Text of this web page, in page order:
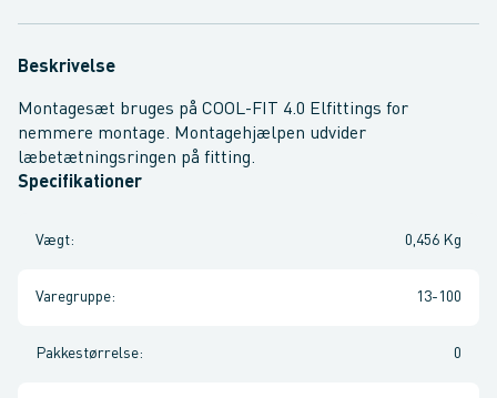
Beskrivelse
Montagesæt bruges på COOL-FIT 4.0 Elfittings for
nemmere montage. Montagehjælpen udvider
læbetætningsringen på fitting.
Specifikationer
Vægt: 0,456 Kg
Varegruppe: 13-100
Pakkestørrelse: 0